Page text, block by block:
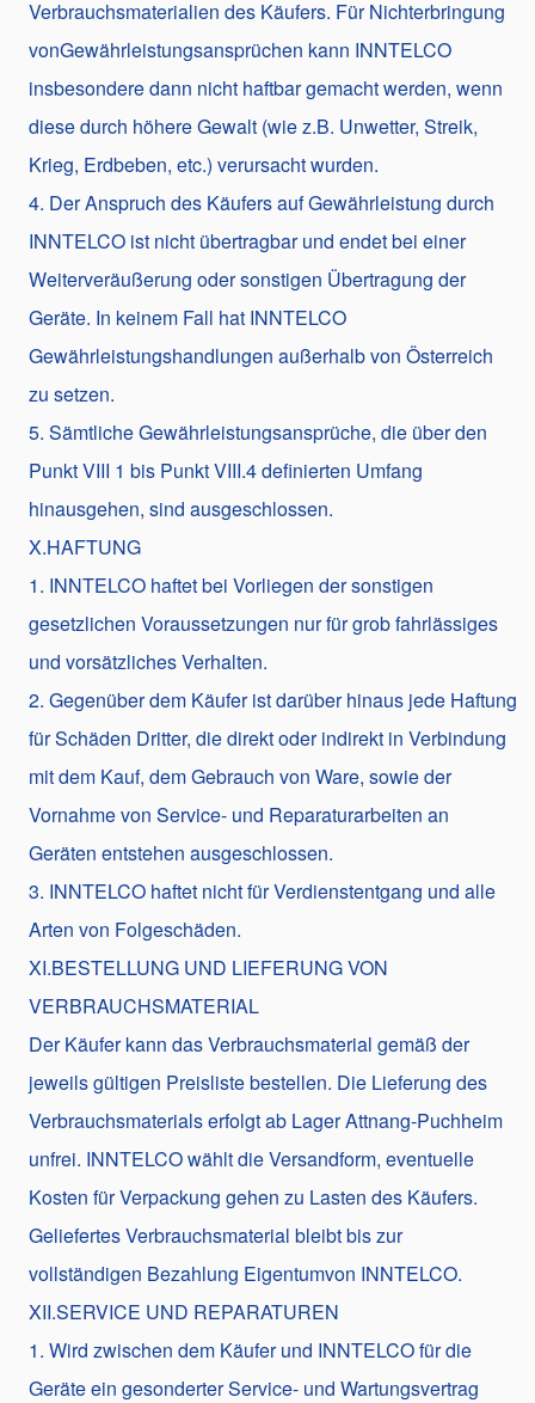
Verbrauchsmaterialien des Käufers. Für Nichterbringung
vonGewährleistungsansprüchen kann INNTELCO
insbesondere dann nicht haftbar gemacht werden, wenn
diese durch höhere Gewalt (wie z.B. Unwetter, Streik,
Krieg, Erdbeben, etc.) verursacht wurden.
4. Der Anspruch des Käufers auf Gewährleistung durch
INNTELCO ist nicht übertragbar und endet bei einer
Weiterveräußerung oder sonstigen Übertragung der
Geräte. In keinem Fall hat INNTELCO
Gewährleistungshandlungen außerhalb von Österreich
zu setzen.
5. Sämtliche Gewährleistungsansprüche, die über den
Punkt VIII 1 bis Punkt VIII.4 definierten Umfang
hinausgehen, sind ausgeschlossen.
X.HAFTUNG
1. INNTELCO haftet bei Vorliegen der sonstigen
gesetzlichen Voraussetzungen nur für grob fahrlässiges
und vorsätzliches Verhalten.
2. Gegenüber dem Käufer ist darüber hinaus jede Haftung
für Schäden Dritter, die direkt oder indirekt in Verbindung
mit dem Kauf, dem Gebrauch von Ware, sowie der
Vornahme von Service- und Reparaturarbeiten an
Geräten entstehen ausgeschlossen.
3. INNTELCO haftet nicht für Verdienstentgang und alle
Arten von Folgeschäden.
XI.BESTELLUNG UND LIEFERUNG VON
VERBRAUCHSMATERIAL
Der Käufer kann das Verbrauchsmaterial gemäß der
jeweils gültigen Preisliste bestellen. Die Lieferung des
Verbrauchsmaterials erfolgt ab Lager Attnang-Puchheim
unfrei. INNTELCO wählt die Versandform, eventuelle
Kosten für Verpackung gehen zu Lasten des Käufers.
Geliefertes Verbrauchsmaterial bleibt bis zur
vollständigen Bezahlung Eigentumvon INNTELCO.
XII.SERVICE UND REPARATUREN
1. Wird zwischen dem Käufer und INNTELCO für die
Geräte ein gesonderter Service- und Wartungsvertrag